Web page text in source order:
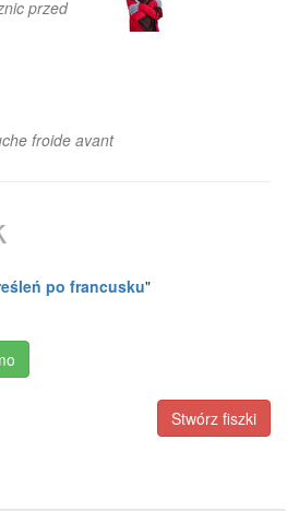
przed
froide avant
po francusku"
Stwórz fiszki